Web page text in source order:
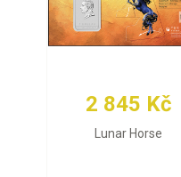
2 845 Kč
Lunar Horse